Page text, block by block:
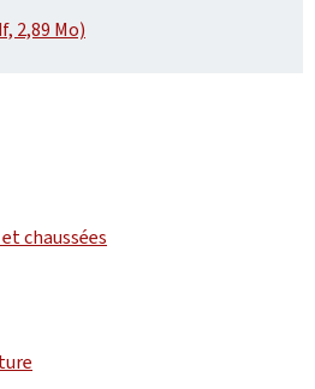
2,89 Mo)
chaussées